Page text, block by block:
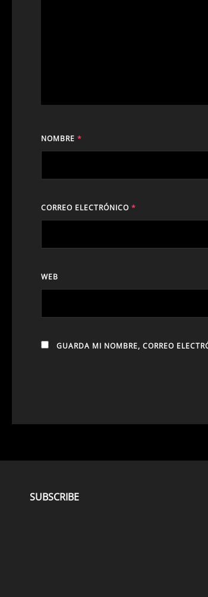
NOMBRE *
CORREO ELECTRÓNICO *
WEB
GUARDA MI NOMBRE, CORREO
SUBSCRIBE